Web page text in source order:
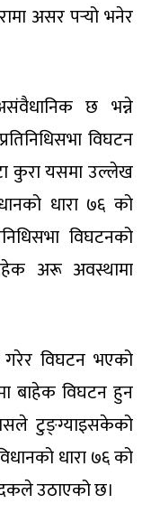
असर पर्‍यो भनेर
छ भन्ने
विघटन
कुरा यसमा उल्लेख
धारा ७६ को
विघटनको
अरू अवस्थामा
विघटन भएको
बाहेक विघटन हुन
टुङ्ग्याइसकेको
धारा ७६ को
उठाएको छ।